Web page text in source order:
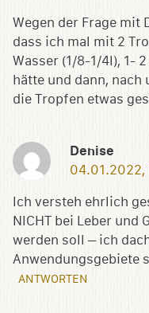
Wegen der Frage mit
dass ich mal mit 2
Wasser (1/8-1/4l), 1-
hätte und dann, nach
die Tropfen etwas
Denise
04.01.2022,
Ich versteh ehrlich
NICHT bei Leber und
werden soll – ich
Anwendungsgebiete
ANTWORTEN